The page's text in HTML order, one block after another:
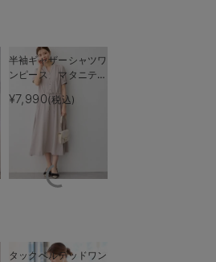
半袖ギャザーシャツワ
ンピース マタニテ
ィ・産後授乳服【出産
後も長く使える】
¥7,990(税込)
タックベルテッドワン